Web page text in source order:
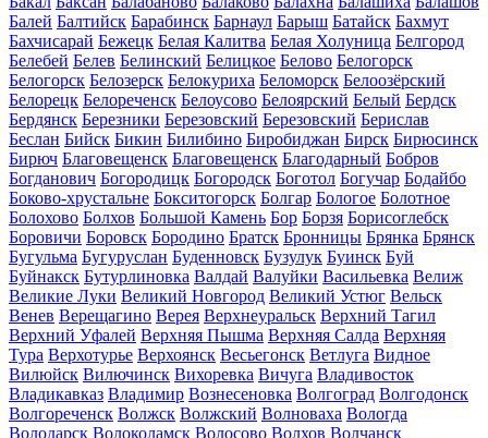
Балей Балтийск Барабинск Барнаул Барыш Батайск Бахмут
Бахчисарай Бежецк Белая Калитва Белая Холуница Белгород
Белебей Белев Белинский Белицкое Белово Белогорск
Белогорск Белозерск Белокуриха Беломорск Белоозёрский
Белорецк Белореченск Белоусово Белоярский Белый Бердск
Бердянск Березники Березовский Березовский Берислав
Беслан Бийск Бикин Билибино Биробиджан Бирск Бирюсинск
Бирюч Благовещенск Благовещенск Благодарный Бобров
Богданович Богородицк Богородск Боготол Богучар Бодайбо
Боково-хрустальне Бокситогорск Болгар Бологое Болотное
Болохово Болхов Большой Камень Бор Борзя Борисоглебск
Боровичи Боровск Бородино Братск Бронницы Брянка Брянск
Бугульма Бугуруслан Буденновск Бузулук Буинск Буй
Буйнакск Бутурлиновка Валдай Валуйки Васильевка Велиж
Великие Луки Великий Новгород Великий Устюг Вельск
Венев Верещагино Верея Верхнеуральск Верхний Тагил
Верхний Уфалей Верхняя Пышма Верхняя Салда Верхняя
Тура Верхотурье Верхоянск Весьегонск Ветлуга Видное
Вилюйск Вилючинск Вихоревка Вичуга Владивосток
Владикавказ Владимир Вознесеновка Волгоград Волгодонск
Волгореченск Волжск Волжский Волноваха Вологда
Володарск Волоколамск Волосово Волхов Волчанск